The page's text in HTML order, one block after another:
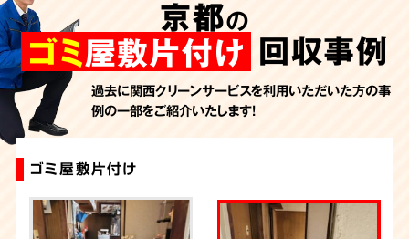
2026年7月24日放送
朝日新聞
2026年7月10日放送
季刊「宗教問題」
2026年7月10日放送
東洋経済オンライン
2026年7月7日放送
FRIDAYデジタル
2026年7月6日放送
週刊循環経済新聞（7月6日号）
京都の
ゴミ屋敷片付け 回収事例
過去に関西クリーンサービスを利用いただいた方の事
例の一部をご紹介いたします！
ゴミ屋敷片付け
ゴミ屋敷片付け
汚部屋片付け・ゴミ屋敷清掃（京都）
ゴミ屋敷片付け
特殊清掃+ゴミ屋敷片付け
ゴミ屋敷片付け
大量の不用品回収（ゴミ屋敷）
ゴミ屋敷片付け
大量の不用品回収（ゴミ屋敷）
ゴミ屋敷片付け